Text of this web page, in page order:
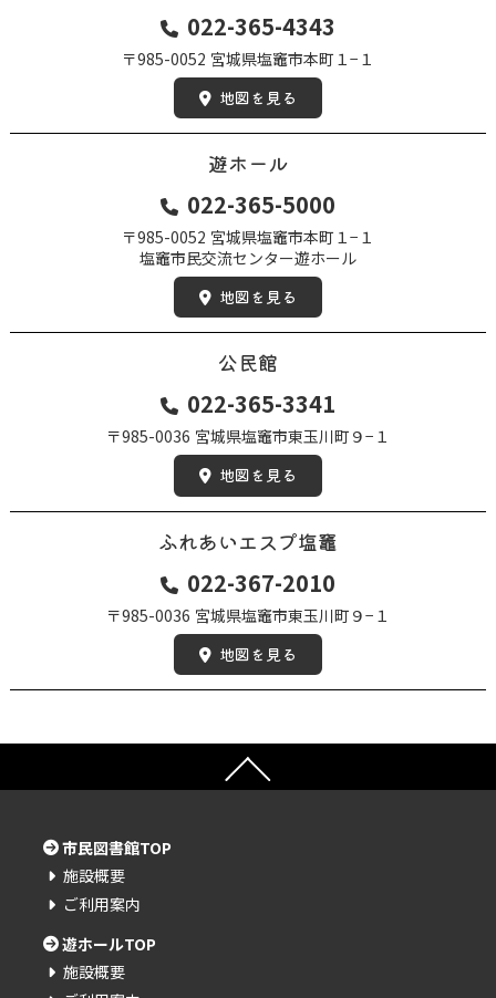
022-365-4343
〒985-0052 宮城県塩竈市本町１−１
地図を見る
遊ホール
022-365-5000
〒985-0052 宮城県塩竈市本町１−１
塩竈市民交流センター遊ホール
地図を見る
公民館
022-365-3341
〒985-0036 宮城県塩竈市東玉川町９−１
地図を見る
ふれあいエスプ塩竈
022-367-2010
〒985-0036 宮城県塩竈市東玉川町９−１
地図を見る
市民図書館TOP
施設概要
ご利用案内
遊ホールTOP
施設概要